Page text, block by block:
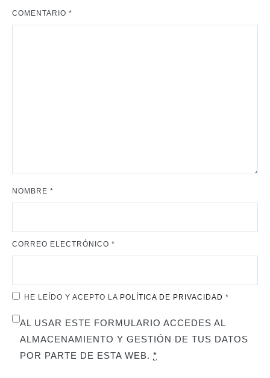
COMENTARIO *
NOMBRE *
CORREO ELECTRÓNICO *
HE LEÍDO Y ACEPTO LA POLÍTICA DE PRIVACIDAD *
AL USAR ESTE FORMULARIO ACCEDES AL
ALMACENAMIENTO Y GESTIÓN DE TUS DATOS
POR PARTE DE ESTA WEB. *